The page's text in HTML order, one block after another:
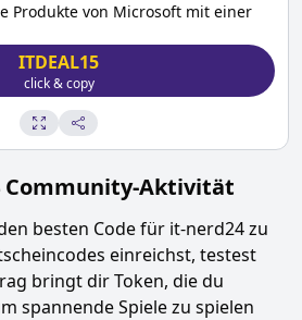
Produkte von Microsoft mit einer
ITDEAL15
click & copy
Community-Aktivität
besten Code für it-nerd24zu
einreichst, testest
bringt dir Token, die du
spannende Spiele zu spielen